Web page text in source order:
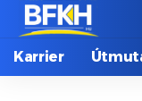
Karrier